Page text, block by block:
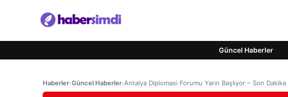
Güncel Haberler
Haberler›Güncel Haberler›Antalya Diplomasi Forumu Yarın Başlıyor – Son